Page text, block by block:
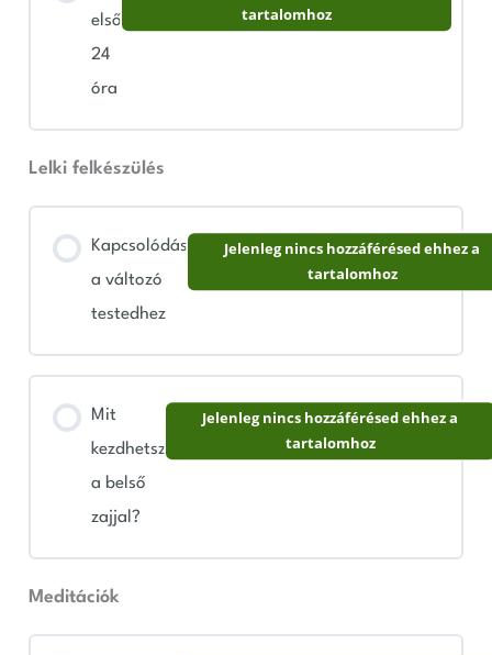
első
24
óra
tartalomhoz
Lelki felkészülés
Kapcsolódás
a változó
testedhez
Jelenleg nincs hozzáférésed ehhez a
tartalomhoz
Mit
kezdhetsz
a belső
zajjal?
Jelenleg nincs hozzáférésed ehhez a
tartalomhoz
Meditációk